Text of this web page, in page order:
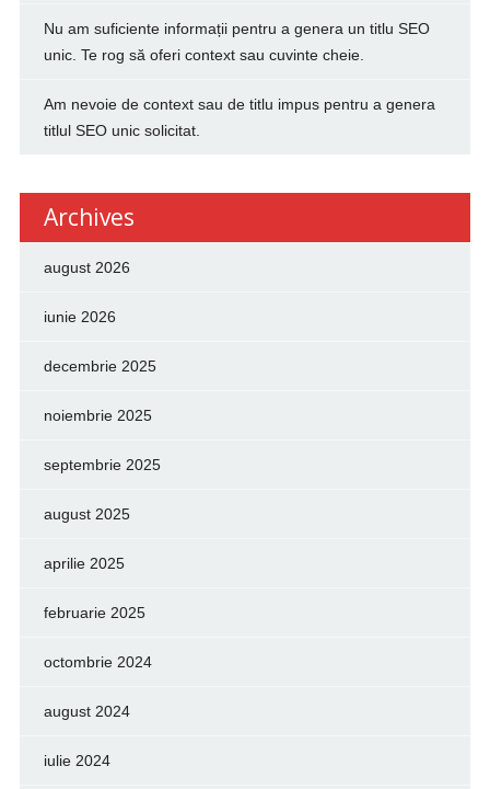
Nu am suficiente informații pentru a genera un titlu SEO
unic. Te rog să oferi context sau cuvinte cheie.
Am nevoie de context sau de titlu impus pentru a genera
titlul SEO unic solicitat.
Archives
august 2026
iunie 2026
decembrie 2025
noiembrie 2025
septembrie 2025
august 2025
aprilie 2025
februarie 2025
octombrie 2024
august 2024
iulie 2024